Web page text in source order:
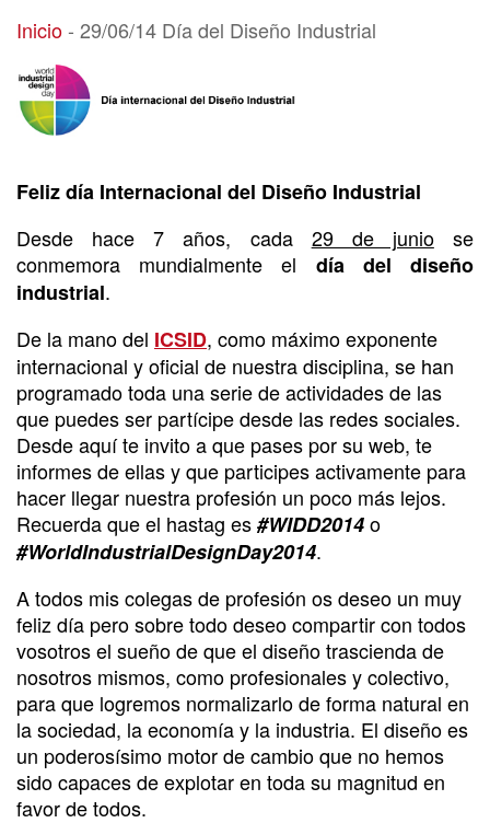
29/06/14 Día del Diseño Industrial
Inicio- 29/06/14 Día del Diseño Industrial
Feliz día Internacional del Diseño Industrial
Desde hace 7 años, cada 29 de juniose
conmemora mundialmente el día del diseño
industrial.
De la mano del ICSID, como máximo exponente
internacional y oficial de nuestra disciplina, se han
programado toda una serie de actividades de las
que puedes ser partícipe desde las redes sociales.
Desde aquí te invito a que pases por su web, te
informes de ellas y que participes activamente para
hacer llegar nuestra profesión un poco más lejos.
Recuerda que el hastag es#WIDD2014o
#WorldIndustrialDesignDay2014.
A todos mis colegas de profesión os deseo un muy
feliz día pero sobre todo deseo compartir con todos
vosotros el sueño de que el diseño trascienda de
nosotros mismos, como profesionales y colectivo,
para que logremos normalizarlo de forma natural en
la sociedad, la economía y la industria. El diseño es
un poderosísimo motor de cambio que no hemos
sido capaces de explotar en toda su magnitud en
favor de todos.